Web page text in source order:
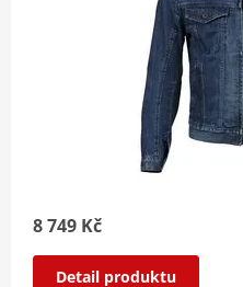
8 749 Kč
Detail produktu